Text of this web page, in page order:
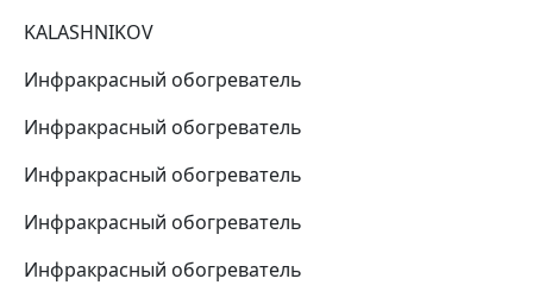
KALASHNIKOV
Инфракрасный обогреватель
Инфракрасный обогреватель
Инфракрасный обогреватель
Инфракрасный обогреватель
Инфракрасный обогреватель